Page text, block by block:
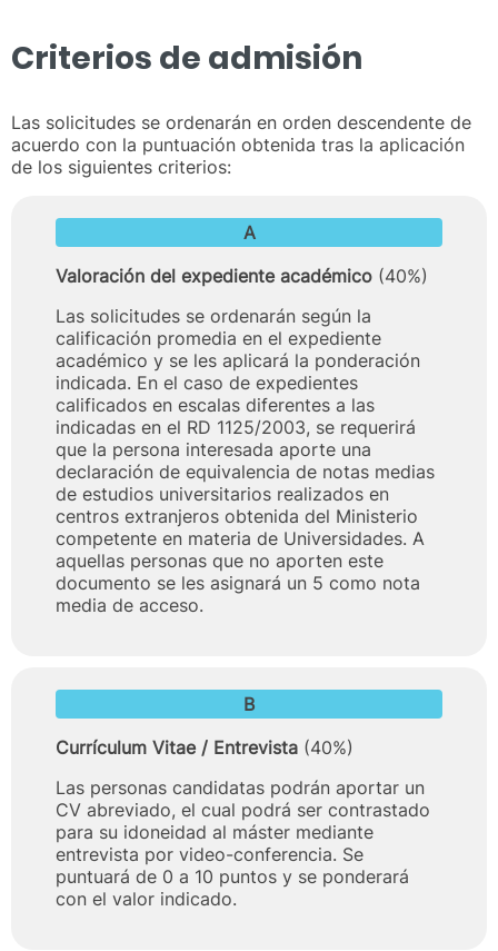
Criterios de admisión
Las solicitudes se ordenarán en orden descendente de
acuerdo con la puntuación obtenida tras la aplicación
de los siguientes criterios:
A
Valoración del expediente académico (40%)
Las solicitudes se ordenarán según la
calificación promedia en el expediente
académico y se les aplicará la ponderación
indicada. En el caso de expedientes
calificados en escalas diferentes a las
indicadas en el RD 1125/2003, se requerirá
que la persona interesada aporte una
declaración de equivalencia de notas medias
de estudios universitarios realizados en
centros extranjeros obtenida del Ministerio
competente en materia de Universidades. A
aquellas personas que no aporten este
documento se les asignará un 5 como nota
media de acceso.
B
Currículum Vitae / Entrevista (40%)
Las personas candidatas podrán aportar un
CV abreviado, el cual podrá ser contrastado
para su idoneidad al máster mediante
entrevista por video-conferencia. Se
puntuará de 0 a 10 puntos y se ponderará
con el valor indicado.